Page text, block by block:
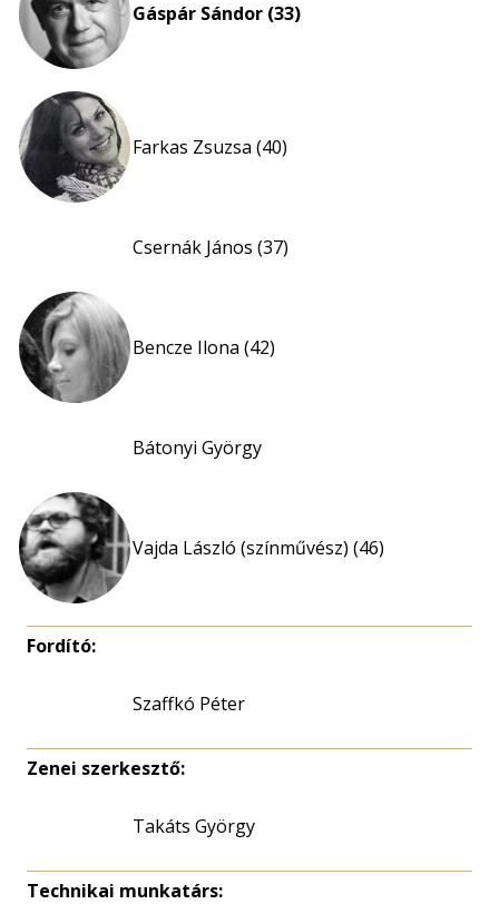
Gáspár Sándor (33)
Farkas Zsuzsa (40)
Csernák János (37)
Bencze Ilona (42)
Bátonyi György
Vajda László (színművész) (46)
Fordító:
Szaffkó Péter
Zenei szerkesztő:
Takáts György
Technikai munkatárs: